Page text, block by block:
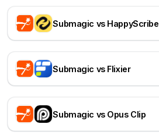
Submagic vs HappyScribe
Submagic vs Flixier
Submagic vs Opus Clip